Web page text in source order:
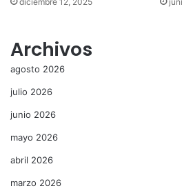
Archivos
agosto 2026
julio 2026
junio 2026
mayo 2026
abril 2026
marzo 2026